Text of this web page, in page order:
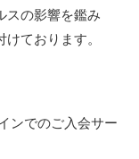
スの影響を鑑み
ております。
ンでのご入会サー